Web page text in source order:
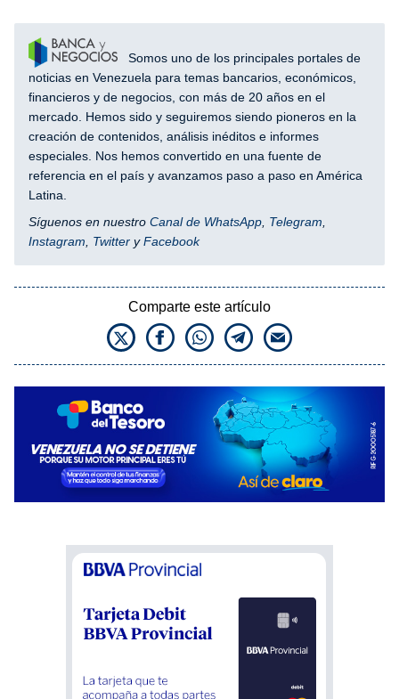
Somos uno de los principales portales de
noticias en Venezuela para temas bancarios, económicos,
financieros y de negocios, con más de 20 años en el
mercado. Hemos sido y seguiremos siendo pioneros en la
creación de contenidos, análisis inéditos e informes
especiales. Nos hemos convertido en una fuente de
referencia en el país y avanzamos paso a paso en América
Latina.
Síguenos en nuestro Canal de WhatsApp Telegram
Instagram
Twitter yFacebook
Comparte este artículo